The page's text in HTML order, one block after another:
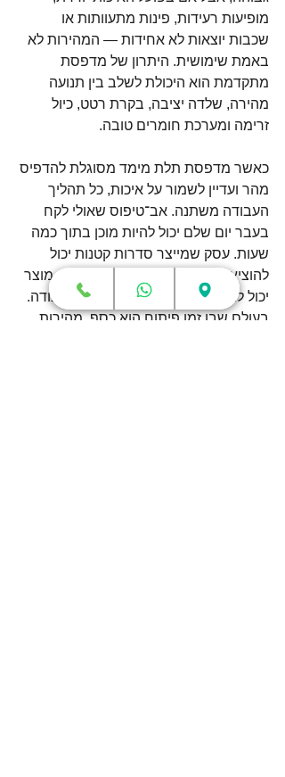
מופיעות רעידות, פינות מתעוותות או
שכבות יוצאות לא אחידות — המהירות לא
באמת שימושית. היתרון של מדפסת
מתקדמת הוא היכולת לשלב בין תנועה
מהירה, שלדה יציבה, בקרת רטט, כיול
זרימה ומערכת חומרים טובה.
כאשר מדפסת תלת מימד מסוגלת להדפיס
מהר ועדיין לשמור על איכות, כל תהליך
העבודה משתנה. אב־טיפוס שאולי לקח
בעבר יום שלם יכול להיות מוכן בתוך כמה
שעות. עסק שמייצר סדרות קטנות יכול
להוציא יותר חלקים באותו זמן. מעצב מוצר
יכול לבדוק יותר גרסאות באותו יום עבודה.
בעולם שבו זמן פיתוח הוא כסף, מהירות